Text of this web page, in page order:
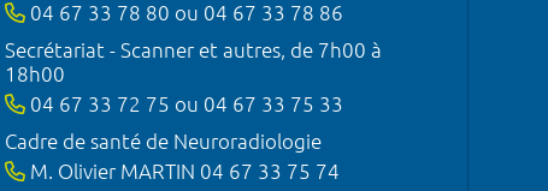
04 67 33 78 80 ou 04 67 33 78 86
Secrétariat - Scanner et autres, de 7h00 à
18h00
04 67 33 72 75 ou 04 67 33 75 33
Cadre de santé de Neuroradiologie
M. Olivier MARTIN 04 67 33 75 74